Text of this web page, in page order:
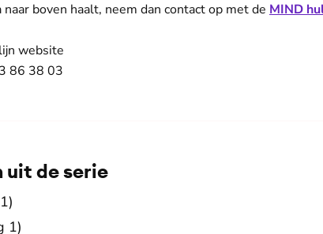
boven haalt, neem dan contact op met de MIND
website
86 38 03
uit de serie
1)